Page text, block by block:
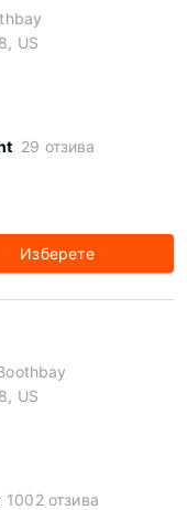
US
29 отзива
Изберете
US
1002 отзива